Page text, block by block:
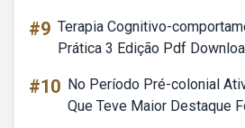
#9 Terapia Cognitivo-
Prática 3 Edição Pdf
#10 No Período Pré-colonial
Que Teve Maior Destaque